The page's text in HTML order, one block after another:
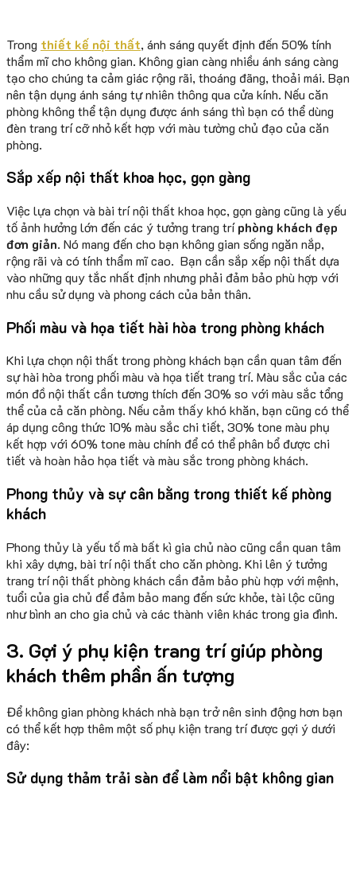
Trong thiết kế nội thất, ánh sáng quyết định đến 50% tính
thẩm mĩ cho không gian. Không gian càng nhiều ánh sáng càng
tạo cho chúng ta cảm giác rộng rãi, thoáng đãng, thoải mái. Bạn
nên tận dụng ánh sáng tự nhiên thông qua cửa kính. Nếu căn
phòng không thể tận dụng được ánh sáng thì bạn có thể dùng
đèn trang trí cỡ nhỏ kết hợp với màu tường chủ đạo của căn
phòng.
Sắp xếp nội thất khoa học, gọn gàng
Việc lựa chọn và bài trí nội thất khoa học, gọn gàng cũng là yếu
tố ảnh hưởng lớn đến các ý tưởng trang tríphòng khách đẹp
đơn giản. Nó mang đến cho bạn không gian sống ngăn nắp,
rộng rãi và có tính thẩm mĩ cao. Bạn cần sắp xếp nội thất dựa
vào những quy tắc nhất định nhưng phải đảm bảo phù hợp với
nhu cầu sử dụng và phong cách của bản thân.
Phối màu và họa tiết hài hòa trong phòng khách
Khi lựa chọn nội thất trong phòng khách bạn cần quan tâm đến
sự hài hòa trong phối màu và họa tiết trang trí. Màu sắc của các
món đồ nội thất cần tương thích đến 30% so với màu sắc tổng
thể của cả căn phòng. Nếu cảm thấy khó khăn, bạn cũng có thể
áp dụng công thức 10% màu sắc chi tiết, 30% tone màu phụ
kết hợp với 60% tone màu chính để có thể phân bổ được chi
tiết và hoàn hảo họa tiết và màu sắc trong phòng khách.
Phong thủy và sự cân bằng trong thiết kế phòng
khách
Phong thủy là yếu tố mà bất kì gia chủ nào cũng cần quan tâm
khi xây dựng, bài trí nội thất cho căn phòng. Khi lên ý tưởng
trang trí nội thất phòng khách cần đảm bảo phù hợp với mệnh,
tuổi của gia chủ để đảm bảo mang đến sức khỏe, tài lộc cũng
như bình an cho gia chủ và các thành viên khác trong gia đình.
3. Gợi ý phụ kiện trang trí giúp phòng
khách thêm phần ấn tượng
Để không gian phòng khách nhà bạn trở nên sinh động hơn bạn
có thể kết hợp thêm một số phụ kiện trang trí được gợi ý dưới
đây:
Sử dụng thảm trải sàn để làm nổi bật không gian